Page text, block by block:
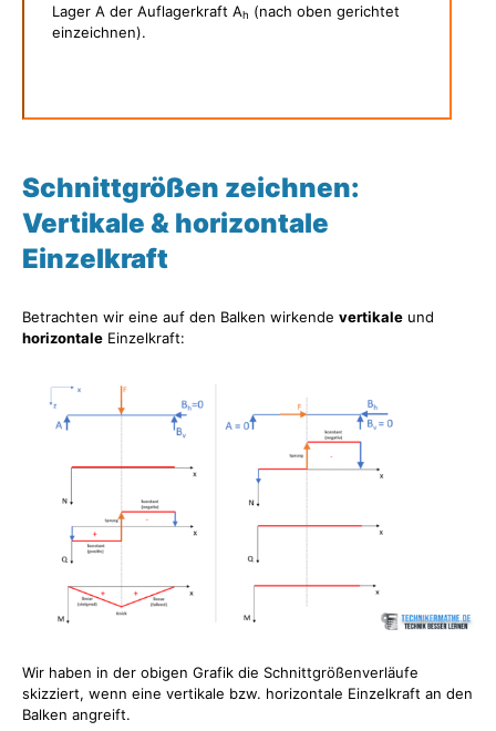
Lager A der Auflagerkraft Ah (nach oben gerichtet
einzeichnen).
Schnittgrößen zeichnen:
Vertikale & horizontale
Einzelkraft
Betrachten wir eine auf den Balken wirkende vertikale und
horizontale Einzelkraft:
Wir haben in der obigen Grafik die Schnittgrößenverläufe
skizziert, wenn eine vertikale bzw. horizontale Einzelkraft an den
Balken angreift.